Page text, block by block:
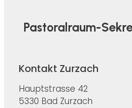
Pastoralraum-
Kontakt Zurzach
Hauptstrasse 42
5330 Bad Zurzach